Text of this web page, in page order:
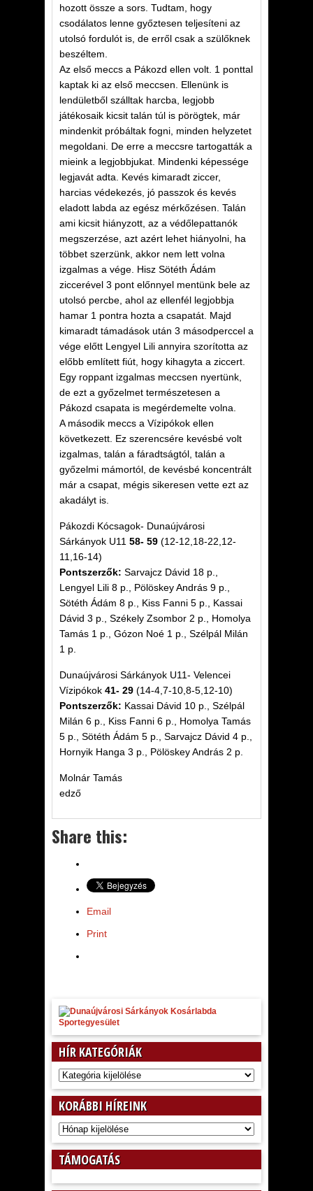
hozott össze a sors. Tudtam, hogy
csodálatos lenne győztesen teljesíteni az
utolsó fordulót is, de erről csak a szülőknek
beszéltem.
Az első meccs a Pákozd ellen volt. 1 ponttal
kaptak ki az első meccsen. Ellenünk is
lendületből szálltak harcba, legjobb
játékosaik kicsit talán túl is pörögtek, már
mindenkit próbáltak fogni, minden helyzetet
megoldani. De erre a meccsre tartogatták a
mieink a legjobbjukat. Mindenki képessége
legjavát adta. Kevés kimaradt ziccer,
harcias védekezés, jó passzok és kevés
eladott labda az egész mérkőzésen. Talán
ami kicsit hiányzott, az a védőlepattanók
megszerzése, azt azért lehet hiányolni, ha
többet szerzünk, akkor nem lett volna
izgalmas a vége. Hisz Sötéth Ádám
ziccerével 3 pont előnnyel mentünk bele az
utolsó percbe, ahol az ellenfél legjobbja
hamar 1 pontra hozta a csapatát. Majd
kimaradt támadások után 3 másodperccel a
vége előtt Lengyel Lili annyira szorította az
előbb említett fiút, hogy kihagyta a ziccert.
Egy roppant izgalmas meccsen nyertünk,
de ezt a győzelmet természetesen a
Pákozd csapata is megérdemelte volna.
A második meccs a Vízipókok ellen
következett. Ez szerencsére kevésbé volt
izgalmas, talán a fáradtságtól, talán a
győzelmi mámortól, de kevésbé koncentrált
már a csapat, mégis sikeresen vette ezt az
akadályt is.
Pákozdi Kócsagok- Dunaújvárosi
Sárkányok U11 58- 59 (12-12,18-22,12-
11,16-14)
Pontszerzők: Sarvajcz Dávid 18 p.,
Lengyel Lili 8 p., Pölöskey András 9 p.,
Sötéth Ádám 8 p., Kiss Fanni 5 p., Kassai
Dávid 3 p., Székely Zsombor 2 p., Homolya
Tamás 1 p., Gózon Noé 1 p., Szélpál Milán
1 p.
Dunaújvárosi Sárkányok U11- Velencei
Vízipókok 41- 29 (14-4,7-10,8-5,12-10)
Pontszerzők: Kassai Dávid 10 p., Szélpál
Milán 6 p., Kiss Fanni 6 p., Homolya Tamás
5 p., Sötéth Ádám 5 p., Sarvajcz Dávid 4 p.,
Hornyik Hanga 3 p., Pölöskey András 2 p.
Molnár Tamás
edző
Share this:
Email
Print
HÍR KATEGÓRIÁK
Hír
kategóriák
KORÁBBI HÍREINK
Korábbi
híreink
TÁMOGATÁS